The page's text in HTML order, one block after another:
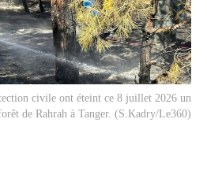
civile ont éteint ce 8 juillet 2026 un
de Rahrah à Tanger. (S.Kadry/Le360)